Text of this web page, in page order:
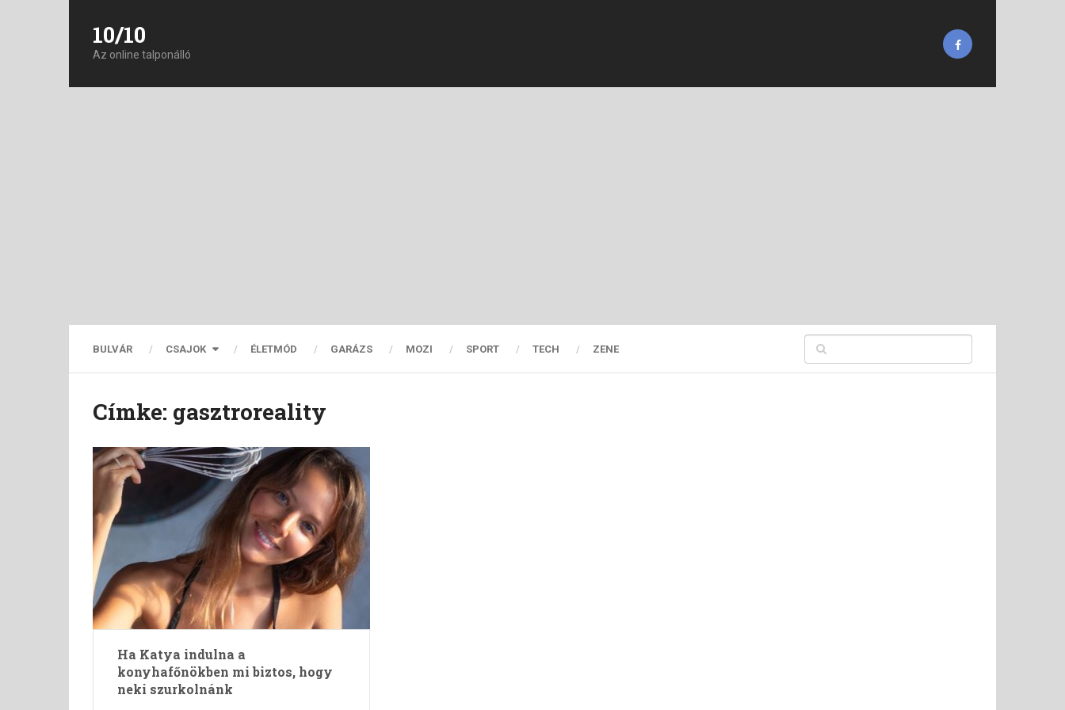
10/10
Az online talponálló
BULVÁR CSAJOK ÉLETMÓD GARÁZS MOZI SPORT TECH ZENE
Címke: gasztroreality
Ha Katya indulna a
konyhafőnökben mi biztos, hogy
neki szurkolnánk